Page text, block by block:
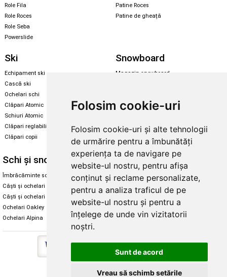
Folosim cookie-uri
Folosim cookie-uri și alte tehnologii
de urmărire pentru a îmbunătăți
experiența ta de navigare pe
website-ul nostru, pentru afișa
conținut și reclame personalizate,
pentru a analiza traficul de pe
website-ul nostru și pentru a
înțelege de unde vin vizitatorii
noștri.
Sunt de acord
Vreau să schimb setările
Role Fila
Role Roces
Role Seba
Powerslide
Patine Roces
Patine de gheață
Ski
Echipament ski
Cască ski
Ochelari schi
Clăpari Atomic
Schiuri Atomic
Clăpari reglabili
Clăpari copii
Snowboard
Magazin snowboard
Santa Cruz
Enuff Skateboards
Schi și snowboard
Îmbrăcăminte schi și snowboard
Căști și ochelari de iarnă
Căști și ochelari Alpina
Ochelari Oakley
Ochelari Alpina
Diverse
Cum aleg rolele
Cum aleg ochelarii
Ochelari de soare Oakley
Ochelari de soare Alpina
Intretinere manusi
Copyright © 2026 Skates.ro | SC Zmart Skating SRL